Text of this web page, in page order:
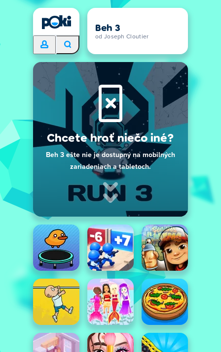
Beh 3
od Joseph Cloutier
Chcete hrať niečo iné?
Beh 3 ešte nie je dostupný na mobilných
zariadeniach a tabletoch.